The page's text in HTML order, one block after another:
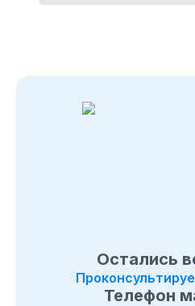
Остались
Телефон